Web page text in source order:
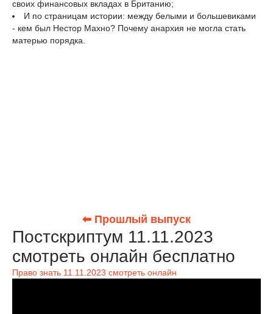
своих финансовых вкладах в Британию;
И по страницам истории: между белыми и большевиками
- кем был Нестор Махно? Почему анархия не могла стать
матерью порядка.
⬅ Прошлый выпуск
Постскриптум 11.11.2023
смотреть онлайн бесплатно
Право знать 11.11.2023 смотреть онлайн